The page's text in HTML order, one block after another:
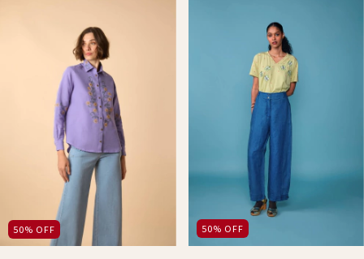
50% OFF 50% OFF